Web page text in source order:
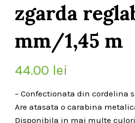
zgarda
mm/1,45 m
44.00 lei
– Confectionata din cordelina
Are atasata o carabina
Disponibila in mai multe culori